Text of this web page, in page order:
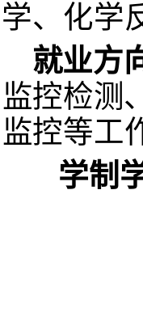
学、化学
就业方
监控检测
监控等工
学制